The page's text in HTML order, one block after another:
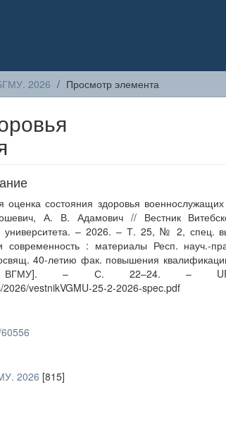
2026 Просмотр элемента
состояния здоровья
А. В. Адамович // Вестник
университета. – 2026. – Т. 25, № 2, спец.
: материалы Респ. науч.-
40-летию фак. повышения
ВГМУ]. – С. 22–24. –
vestnikVGMU-25-2-2026-spec.pdf
2026 [815]